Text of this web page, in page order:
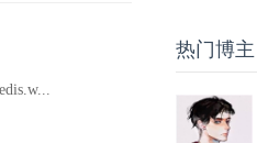
热门博主